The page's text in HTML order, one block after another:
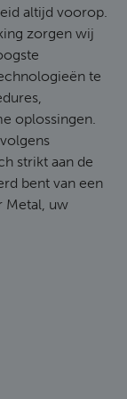
altijd voorop.
zorgen wij
te
oplossingen.
strikt aan de
bent van een
Metal, uw